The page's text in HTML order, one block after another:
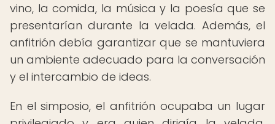
vino, la comida, la música y la poesía que se
presentarían durante la velada. Además, el
anfitrión debía garantizar que se mantuviera
un ambiente adecuado para la conversación
y el intercambio de ideas.
En el simposio, el anfitrión ocupaba un lugar